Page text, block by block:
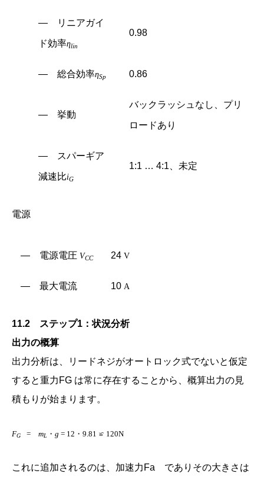
― リニアガイ
ド効率ηlin
0.98
― 総合効率ηSp 0.86
― 挙動
バックラッシュなし、プリ
ロードあり
― スパーギア
減速比iG
1:1 … 4:1、未定
電源
― 電源電圧 VCC 24 V
― 最大電流 10 A
11.2 ステップ1：状況分析
出力の概算
出力分析は、リードネジがオートロック式でないと仮定
すると重力FG は常に存在することから、概算出力の見
積もりが始まります。
FG = mL ・ g = 12・9.81 ≌ 120N
これに追加されるのは、加速力Fa でありその大きさは